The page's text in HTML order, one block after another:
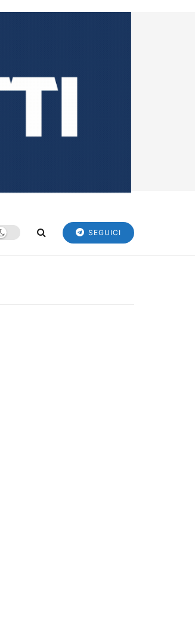
SEGUICI